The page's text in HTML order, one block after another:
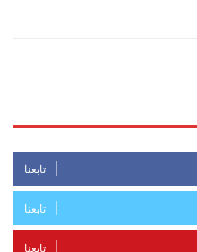
تابعنا
تابعنا
تابعنا